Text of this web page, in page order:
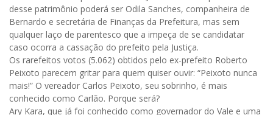
desse patrimônio poderá ser Odila Sanches, companheira de
Bernardo e secretária de Finanças da Prefeitura, mas sem
qualquer laço de parentesco que a impeça de se candidatar
caso ocorra a cassação do prefeito pela Justiça.
Os rarefeitos votos (5.062) obtidos pelo ex-prefeito Roberto
Peixoto parecem gritar para quem quiser ouvir: “Peixoto nunca
mais!” O vereador Carlos Peixoto, seu sobrinho, é mais
conhecido como Carlão. Porque será?
Ary Kara, que já foi conhecido como governador do Vale e uma